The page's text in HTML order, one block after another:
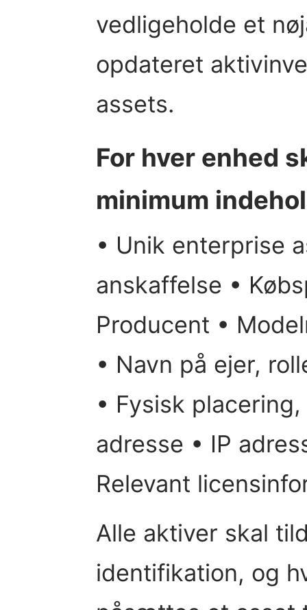
vedligeholde et
opdateret
assets.
For hver enhed
minimum
• Unik enterprise
anskaffelse •
Producent •
• Navn på ejer,
• Fysisk
adresse • IP
Relevant
Alle aktiver skal
identifikation, og